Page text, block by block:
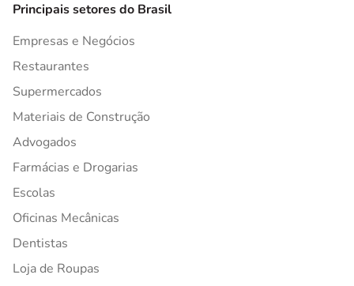
Principais setores do Brasil
Empresas e Negócios
Restaurantes
Supermercados
Materiais de Construção
Advogados
Farmácias e Drogarias
Escolas
Oficinas Mecânicas
Dentistas
Loja de Roupas